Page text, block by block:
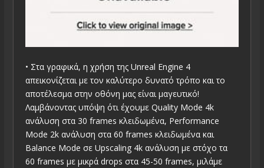
• Στα γραφικά, η χρήση της Unreal Engine 4
απεικονίζεται με τον καλύτερο δυνατό τρόπο και το
αποτέλεσμα στην οθόνη μας είναι μαγευτικό!
Λαμβάνοντας υπόψη ότι έχουμε Quality Mode 4k
ανάλυση στα 30 frames κλειδωμένα, Performance
Mode 2k ανάλυση στα 60 frames κλειδωμένα και
Balance Mode σε Upscaling 4k ανάλυση με στόχο τα
60 frames με μικρά drops στα 45-50 frames, μιλάμε